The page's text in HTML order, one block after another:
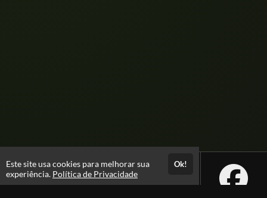
Este site usa cookies para melhorar sua
experiência. Política de Privacidade
Ok!